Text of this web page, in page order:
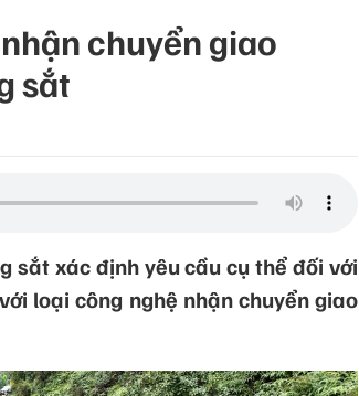
chuyển giao
sắt
sắt xác định yêu cầu cụ thể đối với
loại công nghệ nhận chuyển giao